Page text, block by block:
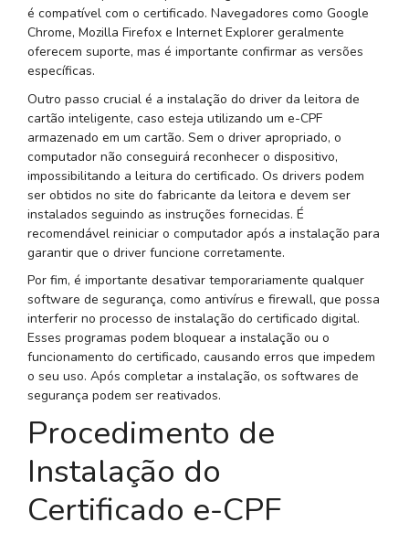
é compatível com o certificado. Navegadores como Google
Chrome, Mozilla Firefox e Internet Explorer geralmente
oferecem suporte, mas é importante confirmar as versões
específicas.
Outro passo crucial é a instalação do driver da leitora de
cartão inteligente, caso esteja utilizando um e-CPF
armazenado em um cartão. Sem o driver apropriado, o
computador não conseguirá reconhecer o dispositivo,
impossibilitando a leitura do certificado. Os drivers podem
ser obtidos no site do fabricante da leitora e devem ser
instalados seguindo as instruções fornecidas. É
recomendável reiniciar o computador após a instalação para
garantir que o driver funcione corretamente.
Por fim, é importante desativar temporariamente qualquer
software de segurança, como antivírus e firewall, que possa
interferir no processo de instalação do certificado digital.
Esses programas podem bloquear a instalação ou o
funcionamento do certificado, causando erros que impedem
o seu uso. Após completar a instalação, os softwares de
segurança podem ser reativados.
Procedimento de
Instalação do
Certificado e-CPF